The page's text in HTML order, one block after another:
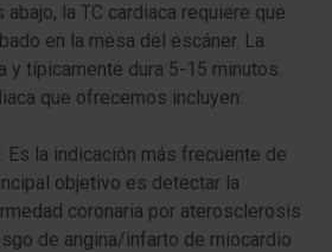
la TC cardiaca requiere que
en la mesa del escáner. La
y típicamente dura 5-15 minutos.
que ofrecemos incluyen:
Es la indicación más frecuente de
objetivo es detectar la
coronaria por aterosclerosis
de angina/infarto de miocardio